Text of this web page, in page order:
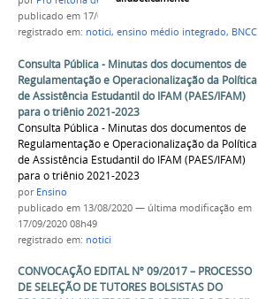
publicado em 17/07/2017
registrado em: notici, ensino médio integrado, BNCC
Consulta Pública - Minutas dos documentos de
Regulamentação e Operacionalização da Política
de Assistência Estudantil do IFAM (PAES/IFAM)
para o triênio 2021-2023
Consulta Pública - Minutas dos documentos de
Regulamentação e Operacionalização da Política
de Assistência Estudantil do IFAM (PAES/IFAM)
para o triênio 2021-2023
por Ensino
publicado em 13/08/2020 — última modificação em
17/09/2020 08h49
registrado em: notici
CONVOCAÇÃO EDITAL Nº 09/2017 – PROCESSO
DE SELEÇÃO DE TUTORES BOLSISTAS DO